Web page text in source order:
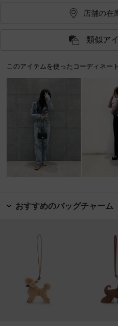
店舗の在
類似ア
このアイテムを使ったコーディネー
おすすめのバッグチャーム